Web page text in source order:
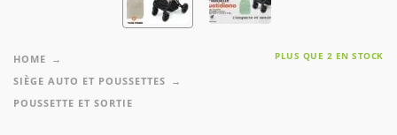
HOME
SIÈGE AUTO ET POUSSETTES
POUSSETTE ET SORTIE
PLUS QUE 2 EN STOCK